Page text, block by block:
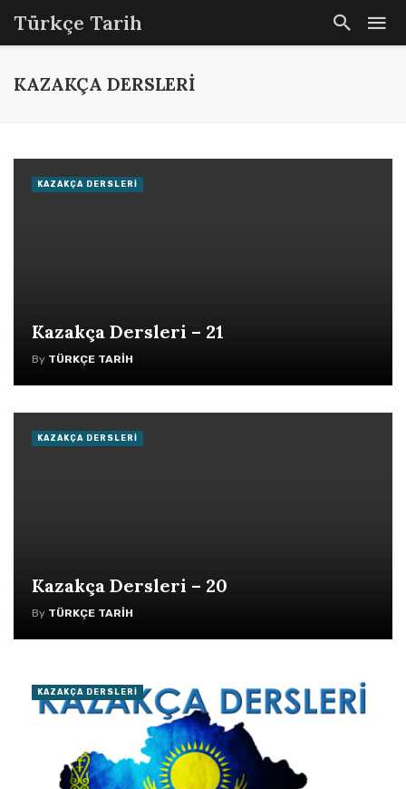
Türkçe Tarih
KAZAKÇA DERSLERI
Kazakça Dersleri – 21
By TÜRKÇE TARIH
KAZAKÇA DERSLERI
Kazakça Dersleri – 20
By TÜRKÇE TARIH
KAZAKÇA DERSLERI
KAZAKÇA DERSLERI